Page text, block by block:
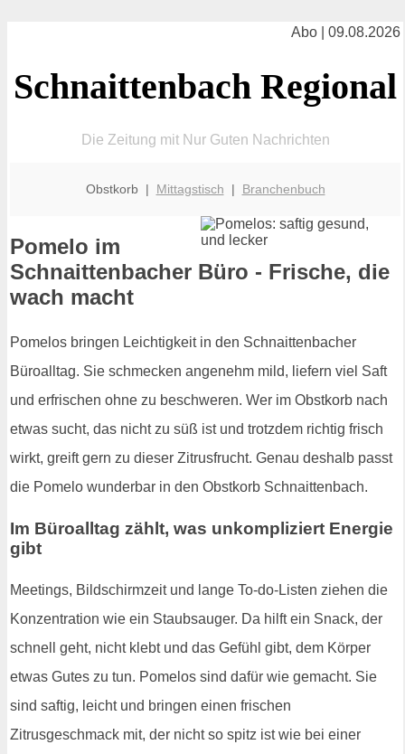
Abo | 09.08.2026
Schnaittenbach Regional
Die Zeitung mit Nur Guten Nachrichten
Obstkorb | Mittagstisch | Branchenbuch
Pomelo im
Schnaittenbacher Büro - Frische, die
wach macht
Pomelos bringen Leichtigkeit in den Schnaittenbacher
Büroalltag. Sie schmecken angenehm mild, liefern viel Saft
und erfrischen ohne zu beschweren. Wer im Obstkorb nach
etwas sucht, das nicht zu süß ist und trotzdem richtig frisch
wirkt, greift gern zu dieser Zitrusfrucht. Genau deshalb passt
die Pomelo wunderbar in den Obstkorb Schnaittenbach.
Im Büroalltag zählt, was unkompliziert Energie
gibt
Meetings, Bildschirmzeit und lange To-do-Listen ziehen die
Konzentration wie ein Staubsauger. Da hilft ein Snack, der
schnell geht, nicht klebt und das Gefühl gibt, dem Körper
etwas Gutes zu tun. Pomelos sind dafür wie gemacht. Sie
sind saftig, leicht und bringen einen frischen
Zitrusgeschmack mit, der nicht so spitz ist wie bei einer